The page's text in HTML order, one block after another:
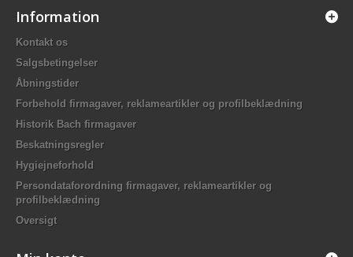
Information
Kontakt os
Salgsbetingelser
Åbningstider
Forbehold firmagaver, reklameartikler og profilbeklædning
Historik Bach firmagaver
Beskatningsregler
Hygiejneforhold
Persondataforordning firmagaver, reklameartikler og
profilbeklædning
Oversigt